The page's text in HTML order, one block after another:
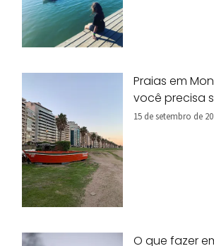
Praias em
você precisa
15 de setembro de
O que fazer